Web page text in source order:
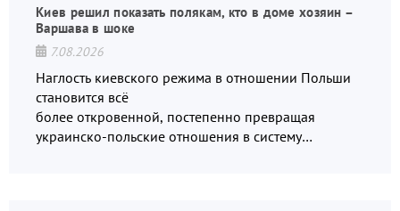
Киев решил показать полякам, кто в доме хозяин –
Варшава в шоке
7.08.2026
Наглость киевского режима в отношении Польши
становится всё
более откровенной, постепенно превращая
украинско-польские отношения в систему